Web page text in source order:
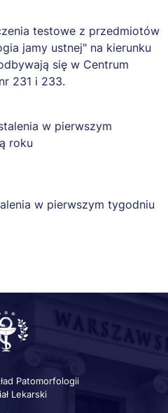
testowe z przedmiotów
jamy ustnej" na kierunku
się w Centrum
231 i 233.
w pierwszym
roku
w pierwszym tygodniu
Patomorfologii
Lekarski